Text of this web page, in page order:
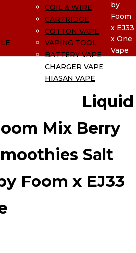
COIL & WIRE
CARTRIDGE
COTTON VAPE
VAPING TOOL
BATTERY VAPE
CHARGER VAPE
HIASAN VAPE
by
Foom
x EJ33
x One
Vape
Liquid
Mix Berry
Salt
Foom x EJ33